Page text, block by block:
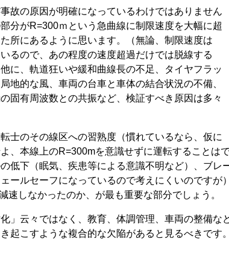
故の原因が明確になっているわけではありません
分がR=300ｍという急曲線に制限速度を大幅に超
所にあるように思います。（無論、制限速度は
るので、あの程度の速度超過だけでは脱線する
に、軌道狂いや緩和曲線長の不足、タイヤフラッ
地的な風、車両の台車と車体の結合状況の不備、
固有周波数との共振など、検証すべき原因は多々
士のその線区への習熟度（慣れているなら、仮に
、本線上のR=300mを意識せずに運転することは
低下（眠気、疾患等による意識不明など）、ブレ
ールセーフになっているので考えにくいのですが
速しなかったのか、が最も重要な部分でしょう。
」云々ではなく、教育、体調管理、車両の整備な
起こすような複合的な欠陥があると見るべきです。